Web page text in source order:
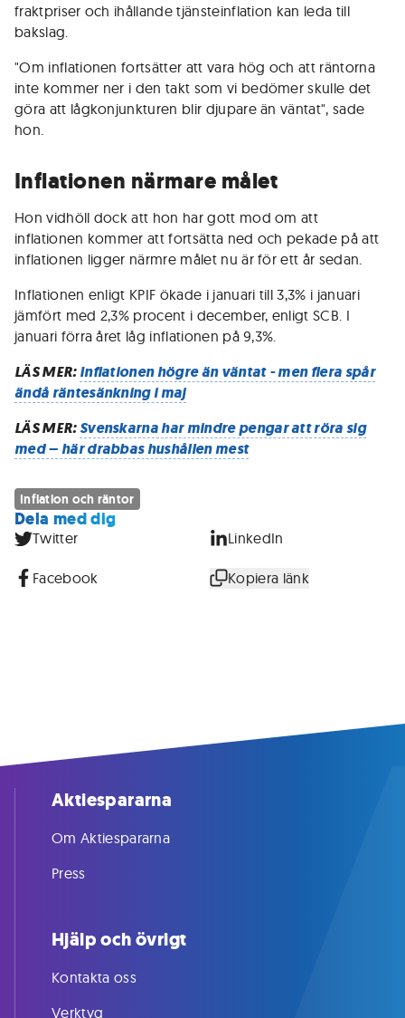
fraktpriser och ihållande tjänsteinflation kan leda till
bakslag.
"Om inflationen fortsätter att vara hög och att räntorna
inte kommer ner i den takt som vi bedömer skulle det
göra att lågkonjunkturen blir djupare än väntat", sade
hon.
Inflationen närmare målet
Hon vidhöll dock att hon har gott mod om att
inflationen kommer att fortsätta ned och pekade på att
inflationen ligger närmre målet nu är för ett år sedan.
Inflationen enligt KPIF ökade i januari till 3,3% i januari
jämfört med 2,3% procent i december, enligt SCB. I
januari förra året låg inflationen på 9,3%.
LÄS MER:Inflationen högre än väntat - men flera spår
ändå räntesänkning i maj
LÄS MER:Svenskarna har mindre pengar att röra sig
med – här drabbas hushållen mest
Inflation och räntor
Dela med dig
Twitter LinkedIn
Facebook Kopiera länk
Aktiespararna
Om Aktiespararna
Press
Hjälp och övrigt
Kontakta oss
Verktyg